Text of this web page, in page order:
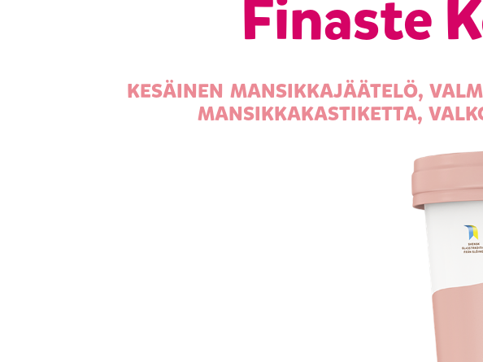
Finaste
KESÄINEN MANSIKKAJÄÄTELÖ,
MANSIKKAKASTIKETTA,